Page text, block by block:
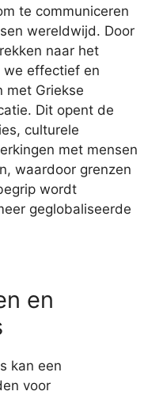
te communiceren
wereldwijd. Door
naar het
we effectief en
met Griekse
Dit opent de
culturele
met mensen
waardoor grenzen
wordt
geglobaliseerde
en
kan een
voor